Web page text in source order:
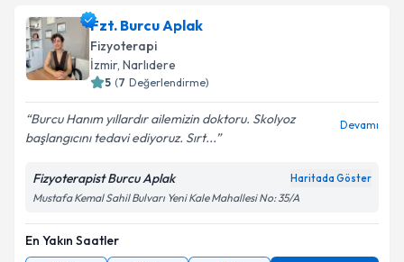
Fzt. Burcu Aplak
Fizyoterapi
İzmir, Narlıdere
5 (7 Değerlendirme)
Burcu Hanım yıllardır ailemizin doktoru. Skolyoz
başlangıcını tedavi ediyoruz. Sırt...
Devamı
Fizyoterapist Burcu Aplak Haritada Göster
Mustafa Kemal Sahil Bulvarı Yeni Kale Mahallesi No: 35/A
En Yakın Saatler